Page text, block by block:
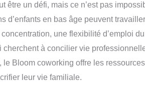
un défi, mais ce n’est pas
en bas âge peuvent
une flexibilité d’emploi
à concilier vie
Bloom coworking offre les
leur vie familiale.